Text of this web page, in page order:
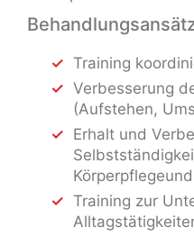
Training
Verbesserung
(Aufstehen,
Erhalt und
Training zur